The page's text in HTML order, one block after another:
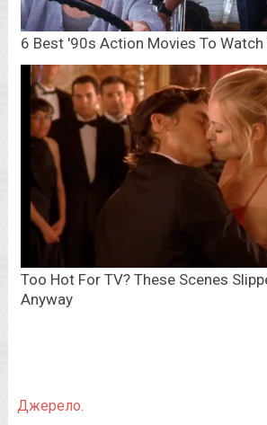
Джерело.